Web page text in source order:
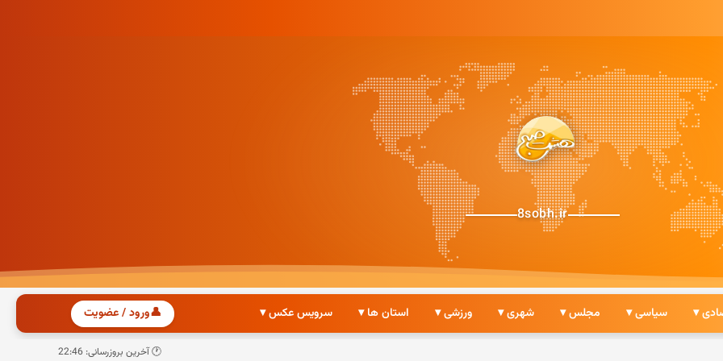
8sobh.ir
▾ سیاسی ▾ مجلس ▾ شهری ▾ ورزشی ▾ استان ها ▾ سرویس عکس ▾ 👤ورود / عضویت
🕐 آخرین بروزرسانی: 22:46